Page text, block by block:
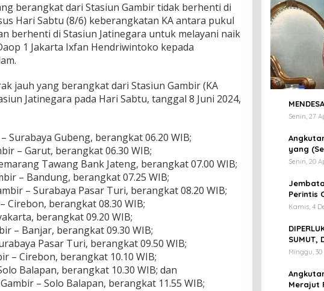
berangkat dari Stasiun Gambir tidak berhenti di
Hari Sabtu (8/6) keberangkatan KA antara pukul
berhenti di Stasiun Jatinegara untuk melayani naik
1 Jakarta Ixfan Hendriwintoko kepada
jauh yang berangkat dari Stasiun Gambir (KA
Jatinegara pada Hari Sabtu, tanggal 8 Juni 2024,
Surabaya Gubeng, berangkat 06.20 WIB;
– Garut, berangkat 06.30 WIB;
Tawang Bank Jateng, berangkat 07.00 WIB;
– Bandung, berangkat 07.25 WIB;
– Surabaya Pasar Turi, berangkat 08.20 WIB;
Cirebon, berangkat 08.30 WIB;
berangkat 09.20 WIB;
– Banjar, berangkat 09.30 WIB;
Pasar Turi, berangkat 09.50 WIB;
– Cirebon, berangkat 10.10 WIB;
Balapan, berangkat 10.30 WIB; dan
– Solo Balapan, berangkat 11.55 WIB;
Senin, 27
yang
Senin, 20
Perintis
Kamis, 4
SUMUT,
Minggu, 30
Merajut